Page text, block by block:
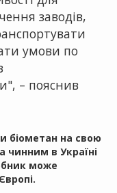
заводів,
умови по
– пояснив
біометан на свою
чинним в Україні
може